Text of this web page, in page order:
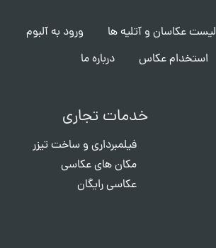
لیست عکاسان و آتلیه ها
ورود به آلبوم
استخدام عکاس
درباره ما
خدمات تجاری
فیلمبرداری و ساخت تیزر
مکان های عکاسی
عکاسی رایگان